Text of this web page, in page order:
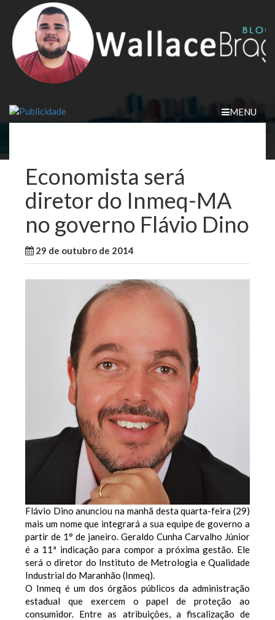
content
MENU
Economista será
diretor do Inmeq-MA
no governo Flávio Dino
29 de outubro de 2014
Flávio Dino anunciou na manhã desta quarta-feira (29)
mais um nome que integrará a sua equipe de governo a
partir de 1° de janeiro. Geraldo Cunha Carvalho Júnior
é a 11ª indicação para compor a próxima gestão. Ele
será o diretor do Instituto de Metrologia e Qualidade
Industrial do Maranhão (Inmeq).
O Inmeq é um dos órgãos públicos da administração
estadual que exercem o papel de proteção ao
consumidor. Entre as atribuições, a fiscalização de